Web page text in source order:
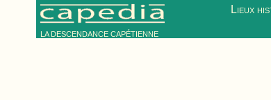
LA DESCENDANCE CAPÉTIENNE
Lieux